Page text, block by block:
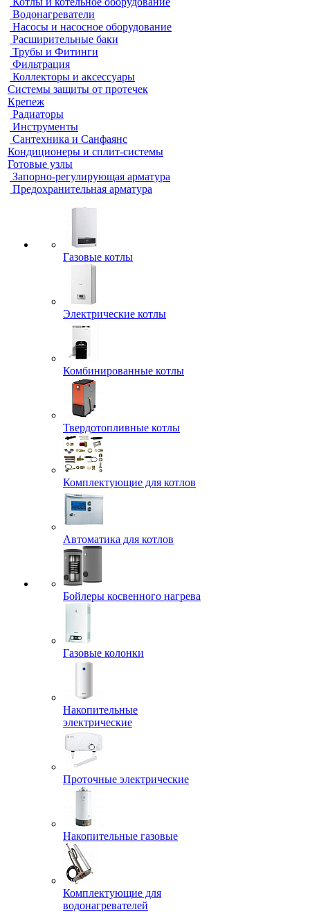
Водонагреватели
Насосы и насосное оборудование
Расширительные баки
Трубы и Фитинги
Фильтрация
Коллекторы и аксессуары
Системы защиты от протечек
Крепеж
Радиаторы
Инструменты
Сантехника и Санфаянс
Кондиционеры и сплит-системы
Готовые узлы
Запорно-регулирующая арматура
Предохранительная арматура
Газовые котлы
Электрические котлы
Комбинированные котлы
Твердотопливные котлы
Комплектующие для котлов
Автоматика для котлов
Бойлеры косвенного нагрева
Газовые колонки
Накопительные
электрические
Проточные электрические
Накопительные газовые
Комплектующие для
водонагревателей